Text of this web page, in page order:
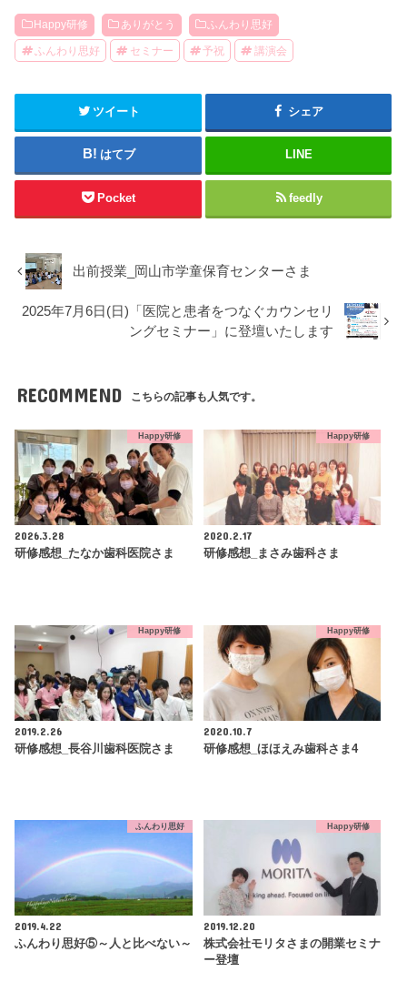
Happy研修 ありがとう ふんわり思好
ふんわり思好 セミナー 予祝 講演会
ツイート シェア
はてブ LINE
Pocket feedly
出前授業_岡山市学童保育センターさま
2025年7月6日(日)「医院と患者をつなぐカウンセリ
ングセミナー」に登壇いたします
RECOMMEND こちらの記事も人気です。
Happy研修
2026.3.28
研修感想_たなか歯科医院さま
Happy研修
2020.2.17
研修感想_まさみ歯科さま
Happy研修
2019.2.26
研修感想_長谷川歯科医院さま
Happy研修
2020.10.7
研修感想_ほほえみ歯科さま4
ふんわり思好
2019.4.22
ふんわり思好⑤～人と比べない～
Happy研修
2019.12.20
株式会社モリタさまの開業セミナ
ー登壇